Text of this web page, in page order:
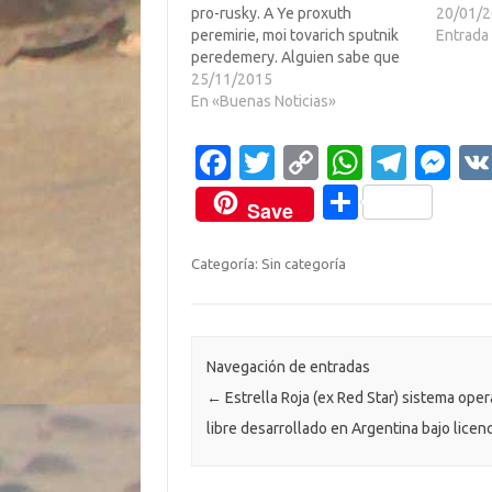
pro-rusky. A Ye proxuth
peremirie, moi tovarich sputnik
peredemery. Alguien sabe que
he puesto? Lo hice sin el Google
translate, que conste, que
que yo he hecho con mío gran
coeficiente intelectual. Premio
para quien lo averigue, le invito
a…
25/11/2015
En «Buenas Noticias»
de
asustar
20/01/
Entrada
Fa
c
e
b
k
T
w
it
te
C
o
p
y
k
W
h
at
p
T
el
e
M
Save
C
ti
r
Categoría: Sin categoría
Navegación de entradas
← Estrella Roja (ex Red Star) sistema
libre desarrollado en Argentina bajo